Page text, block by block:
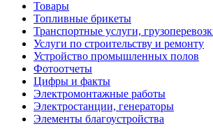
Товары
Топливные брикеты
Транспортные услуги,
Услуги по строительству и ремонту
Устройство промышленных полов
Фотоотчеты
Цифры и факты
Электромонтажные работы
Электростанции, генераторы
Элементы благоустройства